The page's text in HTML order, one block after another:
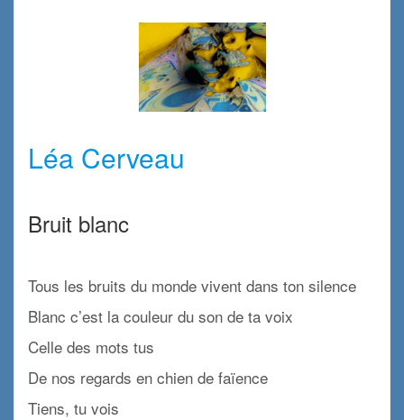
Léa Cerveau
Bruit blanc
Tous les bruits du monde vivent dans ton silence
Blanc c’est la couleur du son de ta voix
Celle des mots tus
De nos regards en chien de faïence
Tiens, tu vois